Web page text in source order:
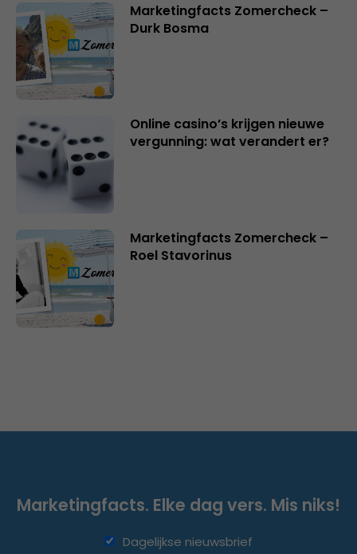
Marketingfacts Zomercheck –
Durk Bosma
Online casino’s krijgen nieuwe
vergunning: wat verandert er?
Marketingfacts Zomercheck –
Roel Stavorinus
Marketingfacts. Elke dag vers. Mis niks!
Dagelijkse nieuwsbrief